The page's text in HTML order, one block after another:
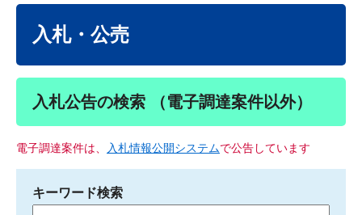
入札・公売
入札公告の検索 （電子調達案件以外）
電子調達案件は、 入札情報公開システムで公告しています
キーワード検索